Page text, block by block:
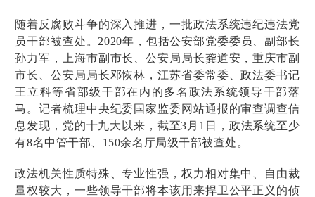
随着反腐败斗争的深入推进，一批政法系统违纪违法党
员干部被查处。2020年，包括公安部党委委员、副部长
孙力军，上海市副市长、公安局局长龚道安，重庆市副
市长、公安局局长邓恢林，江苏省委常委、政法委书记
王立科等省部级干部在内的多名政法系统领导干部落
马。记者梳理中央纪委国家监委网站通报的审查调查信
息发现，党的十九大以来，截至3月1日，政法系统至少
有8名中管干部、150余名厅局级干部被查处。
政法机关性质特殊、专业性强，权力相对集中、自由裁
量权较大，一些领导干部将本该用来捍卫公平正义的侦